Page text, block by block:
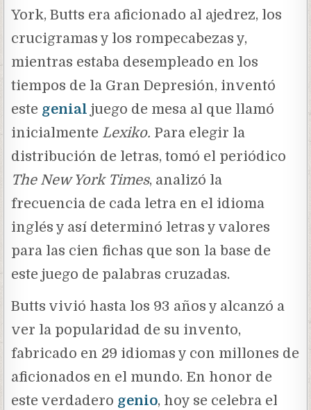
York, Butts era aficionado al ajedrez, los
crucigramas y los rompecabezas y,
mientras estaba desempleado en los
tiempos de la Gran Depresión, inventó
este genial juego de mesa al que llamó
inicialmente Lexiko. Para elegir la
distribución de letras, tomó el periódico
The New York Times, analizó la
frecuencia de cada letra en el idioma
inglés y así determinó letras y valores
para las cien fichas que son la base de
este juego de palabras cruzadas.
Butts vivió hasta los 93 años y alcanzó a
ver la popularidad de su invento,
fabricado en 29 idiomas y con millones de
aficionados en el mundo. En honor de
este verdadero genio, hoy se celebra el